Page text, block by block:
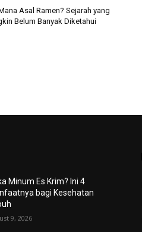
Asal Ramen? Sejarah yang
Belum Banyak Diketahui
Minum Es Krim? Ini 4
bagi Kesehatan
9, 2026